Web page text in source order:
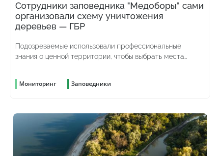
Сотрудники заповедника "Медоборы" сами
организовали схему уничтожения
деревьев — ГБР
Подозреваемые использовали профессиональные
знания о ценной территории, чтобы выбрать места
Мониторинг Заповедники